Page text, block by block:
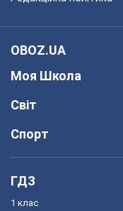
OBOZ.UA
Моя Школа
Світ
Спорт
ГДЗ
1 клас